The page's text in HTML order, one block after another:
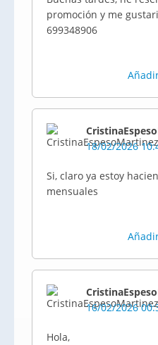
promoción y me
699348906
18/02/2026
Si, claro ya estoy
mensuales
16/02/2026
Hola,